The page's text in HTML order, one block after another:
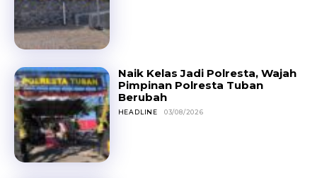
Naik Kelas Jadi Polresta, Wajah
Pimpinan Polresta Tuban
Berubah
HEADLINE 03/08/2026